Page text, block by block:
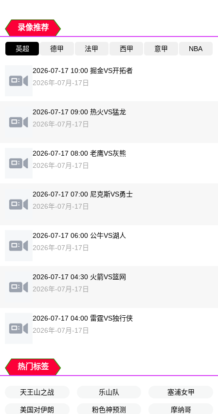
录像推荐
英超 德甲 法甲 西甲 意甲 NBA
2026-07-17 10:00 掘金VS开拓者
2026年-07月-17日
2026-07-17 09:00 热火VS猛龙
2026年-07月-17日
2026-07-17 08:00 老鹰VS灰熊
2026年-07月-17日
2026-07-17 07:00 尼克斯VS勇士
2026年-07月-17日
2026-07-17 06:00 公牛VS湖人
2026年-07月-17日
2026-07-17 04:30 火箭VS篮网
2026年-07月-17日
2026-07-17 04:00 雷霆VS独行侠
2026年-07月-17日
热门标签
天王山之战 乐山队 塞浦女甲
美国对伊朗 粉色神预测 摩纳哥